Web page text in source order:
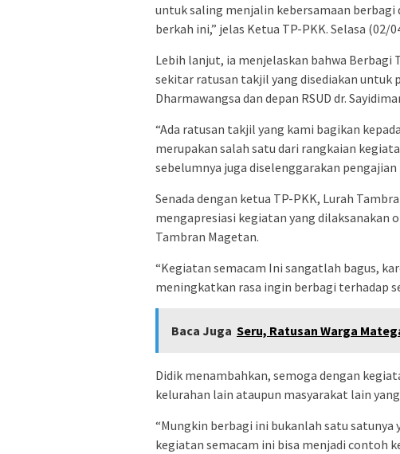
untuk saling menjalin kebersamaan berbagi
berkah ini,” jelas Ketua TP-PKK. Selasa (02/
Lebih lanjut, ia menjelaskan bahwa
sekitar ratusan takjil yang disediakan untuk
Dharmawangsa dan depan RSUD dr.
“Ada ratusan takjil yang kami bagikan
merupakan salah satu dari rangkaian
sebelumnya juga diselenggarakan
Senada dengan ketua TP-PKK, Lurah
mengapresiasi kegiatan yang dilaksanakan
Tambran Magetan.
“Kegiatan semacam Ini sangatlah bagus,
meningkatkan rasa ingin berbagi terhadap
Baca Juga Seru, Ratusan Warga
Didik menambahkan, semoga dengan
kelurahan lain ataupun masyarakat lain
“Mungkin berbagi ini bukanlah satu satunya
kegiatan semacam ini bisa menjadi contoh